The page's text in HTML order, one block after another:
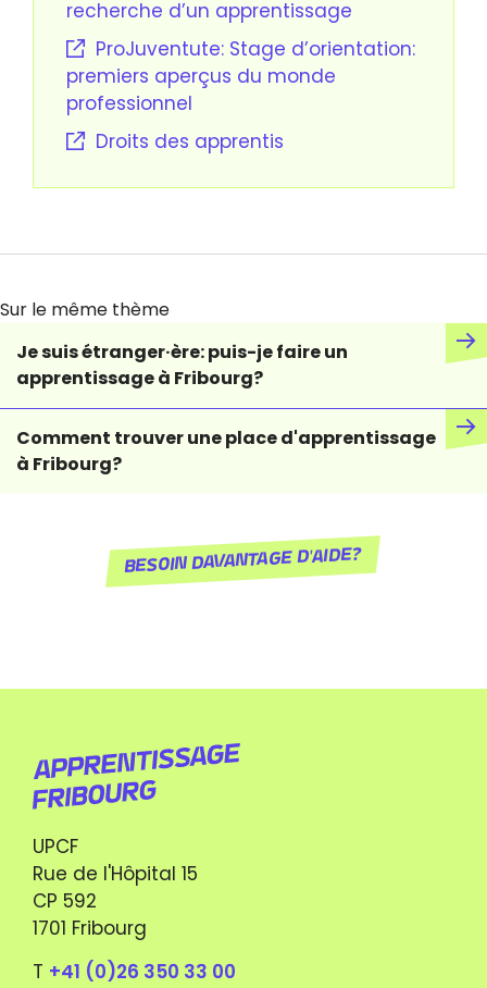
recherche d’un apprentissage
ProJuventute: Stage d’orientation:
premiers aperçus du monde
professionnel
Droits des apprentis
Sur le même thème
Je suis étranger·ère: puis-je faire un
apprentissage à Fribourg?
Comment trouver une place d'apprentissage
à Fribourg?
Besoin davantage d'aide?
UPCF
Rue de l'Hôpital 15
CP 592
1701 Fribourg
T +41 (0)26 350 33 00